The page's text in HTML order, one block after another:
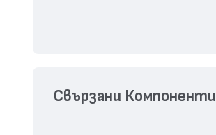
Свързани Компоненти